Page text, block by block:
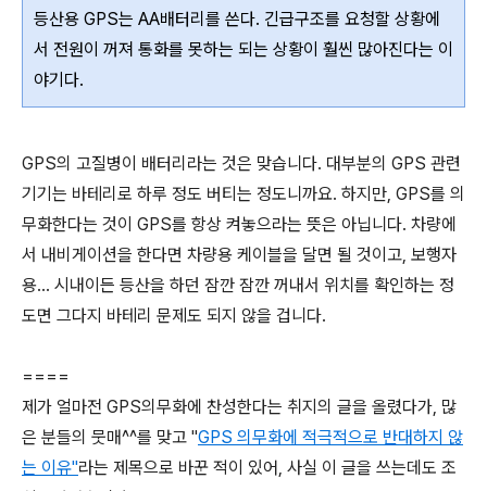
등산용 GPS는 AA배터리를 쓴다. 긴급구조를 요청할 상황에
서 전원이 꺼져 통화를 못하는 되는 상황이 훨씬 많아진다는 이
야기다.
GPS의 고질병이 배터리라는 것은 맞습니다. 대부분의 GPS 관련
기기는 바테리로 하루 정도 버티는 정도니까요. 하지만, GPS를 의
무화한다는 것이 GPS를 항상 켜놓으라는 뜻은 아닙니다. 차량에
서 내비게이션을 한다면 차량용 케이블을 달면 될 것이고, 보행자
용... 시내이든 등산을 하던 잠깐 잠깐 꺼내서 위치를 확인하는 정
도면 그다지 바테리 문제도 되지 않을 겁니다.
====
제가 얼마전 GPS의무화에 찬성한다는 취지의 글을 올렸다가, 많
은 분들의 뭇매^^를 맞고 "GPS 의무화에 적극적으로 반대하지 않
는 이유"라는 제목으로 바꾼 적이 있어, 사실 이 글을 쓰는데도 조